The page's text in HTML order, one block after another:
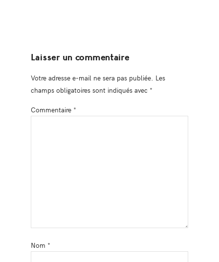
Laisser un commentaire
Votre adresse e-mail ne sera pas publiée. Les
champs obligatoires sont indiqués avec *
Commentaire *
Nom *